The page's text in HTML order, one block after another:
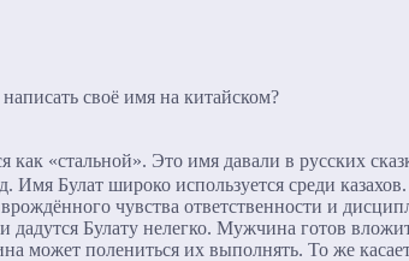
своё имя на китайском?
как «стальной». Это имя давали в русских
Булат широко используется среди казахов.
чувства ответственности и
Булату нелегко. Мужчина готов
может полениться их выполнять. То же